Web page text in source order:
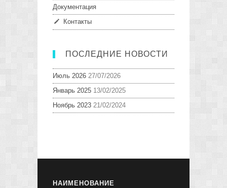
Документация
Контакты
ПОСЛЕДНИЕ НОВОСТИ
Июль 2026 27/07/2026
Январь 2025 13/02/2025
Ноябрь 2023 21/02/2024
НАИМЕНОВАНИЕ